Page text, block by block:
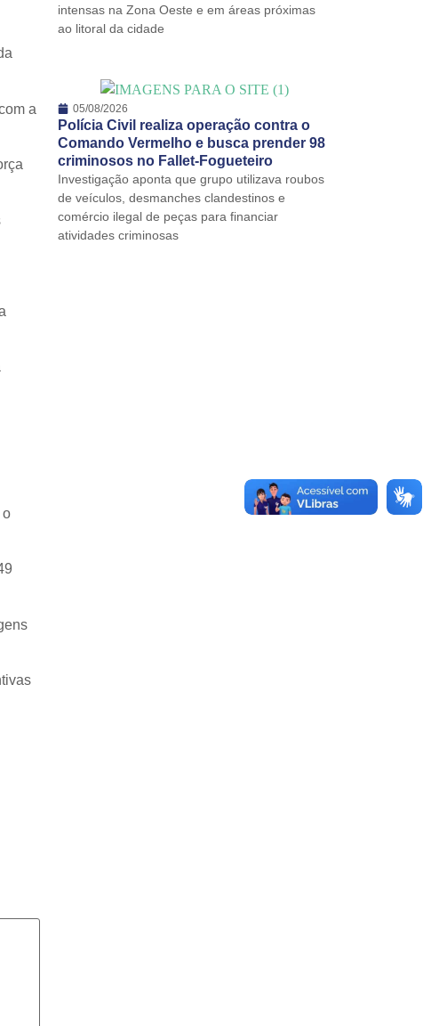
a
o
intensas na Zona Oeste e em áreas próximas
ao litoral da cidade
05/08/2026
Polícia Civil realiza operação contra o
Comando Vermelho e busca prender 98
criminosos no Fallet-Fogueteiro
Investigação aponta que grupo utilizava roubos
de veículos, desmanches clandestinos e
comércio ilegal de peças para financiar
atividades criminosas